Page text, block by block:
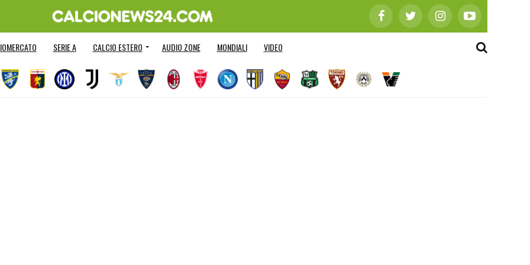
SERIE A CALCIO ESTERO AUDIO ZONE MONDIALI VIDEO